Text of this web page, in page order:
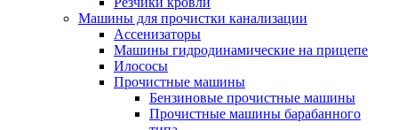
Машины для прочистки канализации
Ассенизаторы
Машины гидродинамические на прицепе
Илососы
Прочистные машины
Бензиновые прочистные машины
Прочистные машины барабанного